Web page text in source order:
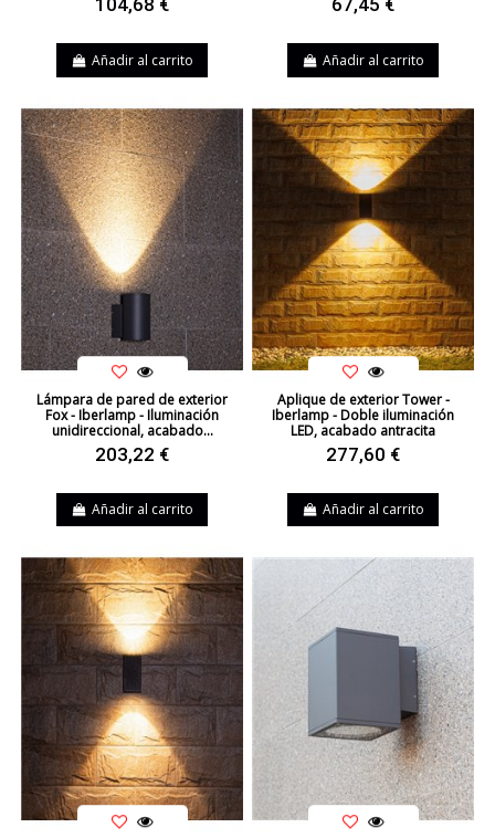
104,68 €
Añadir al carrito
67,45 €
Añadir al carrito
Lámpara de pared de exterior
Fox - Iberlamp - Iluminación
unidireccional, acabado...
203,22 €
Añadir al carrito
Aplique de exterior Tower -
Iberlamp - Doble iluminación
LED, acabado antracita
277,60 €
Añadir al carrito